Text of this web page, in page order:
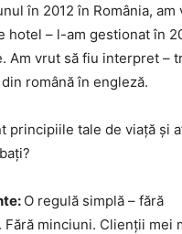
în 2012 în România, am
hotel – l-am gestionat în
Am vrut să fiu interpret –
română în engleză.
principiile tale de viață și
O regulă simplă – fără
minciuni. Clienții mei